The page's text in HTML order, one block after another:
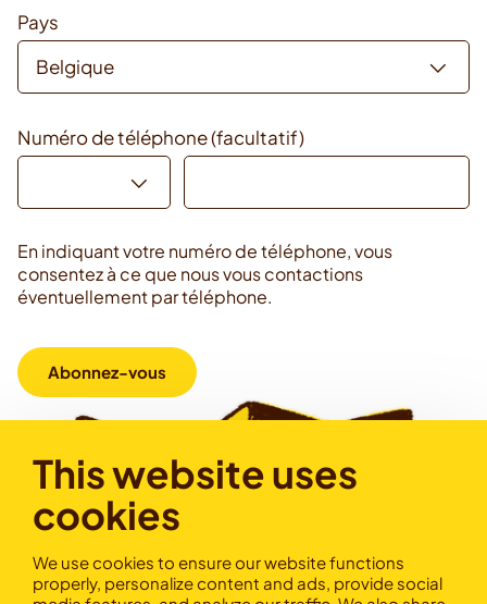
This website uses
cookies
We use cookies to ensure our website functions
properly, personalize content and ads, provide social
Pays
Numéro de téléphone (facultatif)
Code pays
Numéro de téléphone
En indiquant votre numéro de téléphone, vous
consentez à ce que nous vous contactions
éventuellement par téléphone.
Abonnez-vous